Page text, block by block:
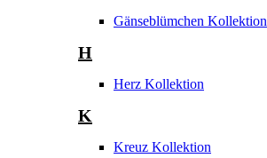
Gänseblümchen Kollektion
H
Herz Kollektion
K
Kreuz Kollektion